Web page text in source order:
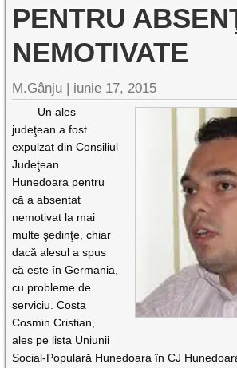
PENTRU
NEMOTIVATE
M.Gânju | iunie 17, 2015
Un ales
judeţean a fost
expulzat din Consiliul
Judeţean
Hunedoara pentru
că a absentat
nemotivat la mai
multe şedinţe, chiar
dacă alesul a spus
că este în Germania,
cu probleme de
serviciu. Costa
Cosmin Cristian,
ales pe lista Uniunii
Social-Populară Hunedoara în CJ